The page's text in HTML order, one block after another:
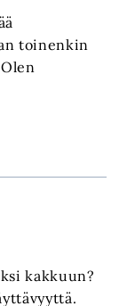
toinenkin
kakkuun?